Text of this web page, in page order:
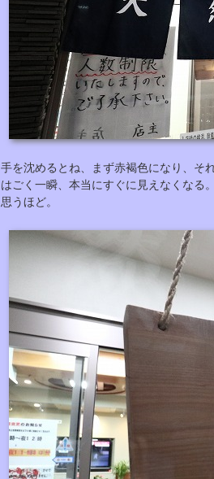
手を沈めるとね、まず赤褐色になり、そ
はごく一瞬、本当にすぐに見えなくなる
思うほど。